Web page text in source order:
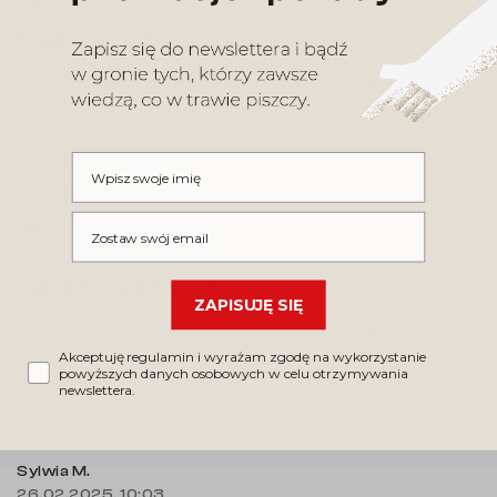
24.12.2025, 01:11
Produkt zgodny z opisem ;)
Czy ta opinia była pomocna? (0)
Potwierdzona zakupem.
24.10.2025, 23:33
Zgodne z opisem, polecam.
Czy ta opinia była pomocna? (0)
Sylwia M.
ZAPISUJĘ SIĘ
Akceptuję regulamin i wyrażam zgodę na wykorzystanie
powyższych danych osobowych w celu otrzymywania
newslettera.